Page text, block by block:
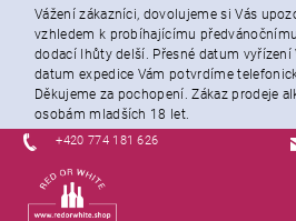
Vážení zákazníci, dovolujeme si Vás
vzhledem k probíhajícímu
dodací lhůty delší. Přesné datum vyřízení
datum expedice Vám potvrdíme
Děkujeme za pochopení. Zákaz prodeje
osobám mladších 18 let.
+420 774 181 626